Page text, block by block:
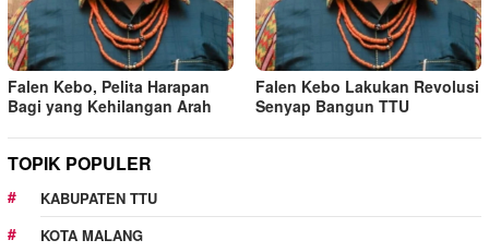
Falen Kebo, Pelita Harapan
Bagi yang Kehilangan Arah
Falen Kebo Lakukan Revolusi
Senyap Bangun TTU
TOPIK POPULER
KABUPATEN TTU
KOTA MALANG